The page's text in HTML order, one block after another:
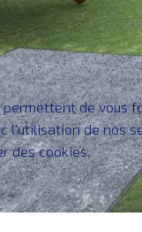
permettent de vous
l'utilisation de nos
des cookies.